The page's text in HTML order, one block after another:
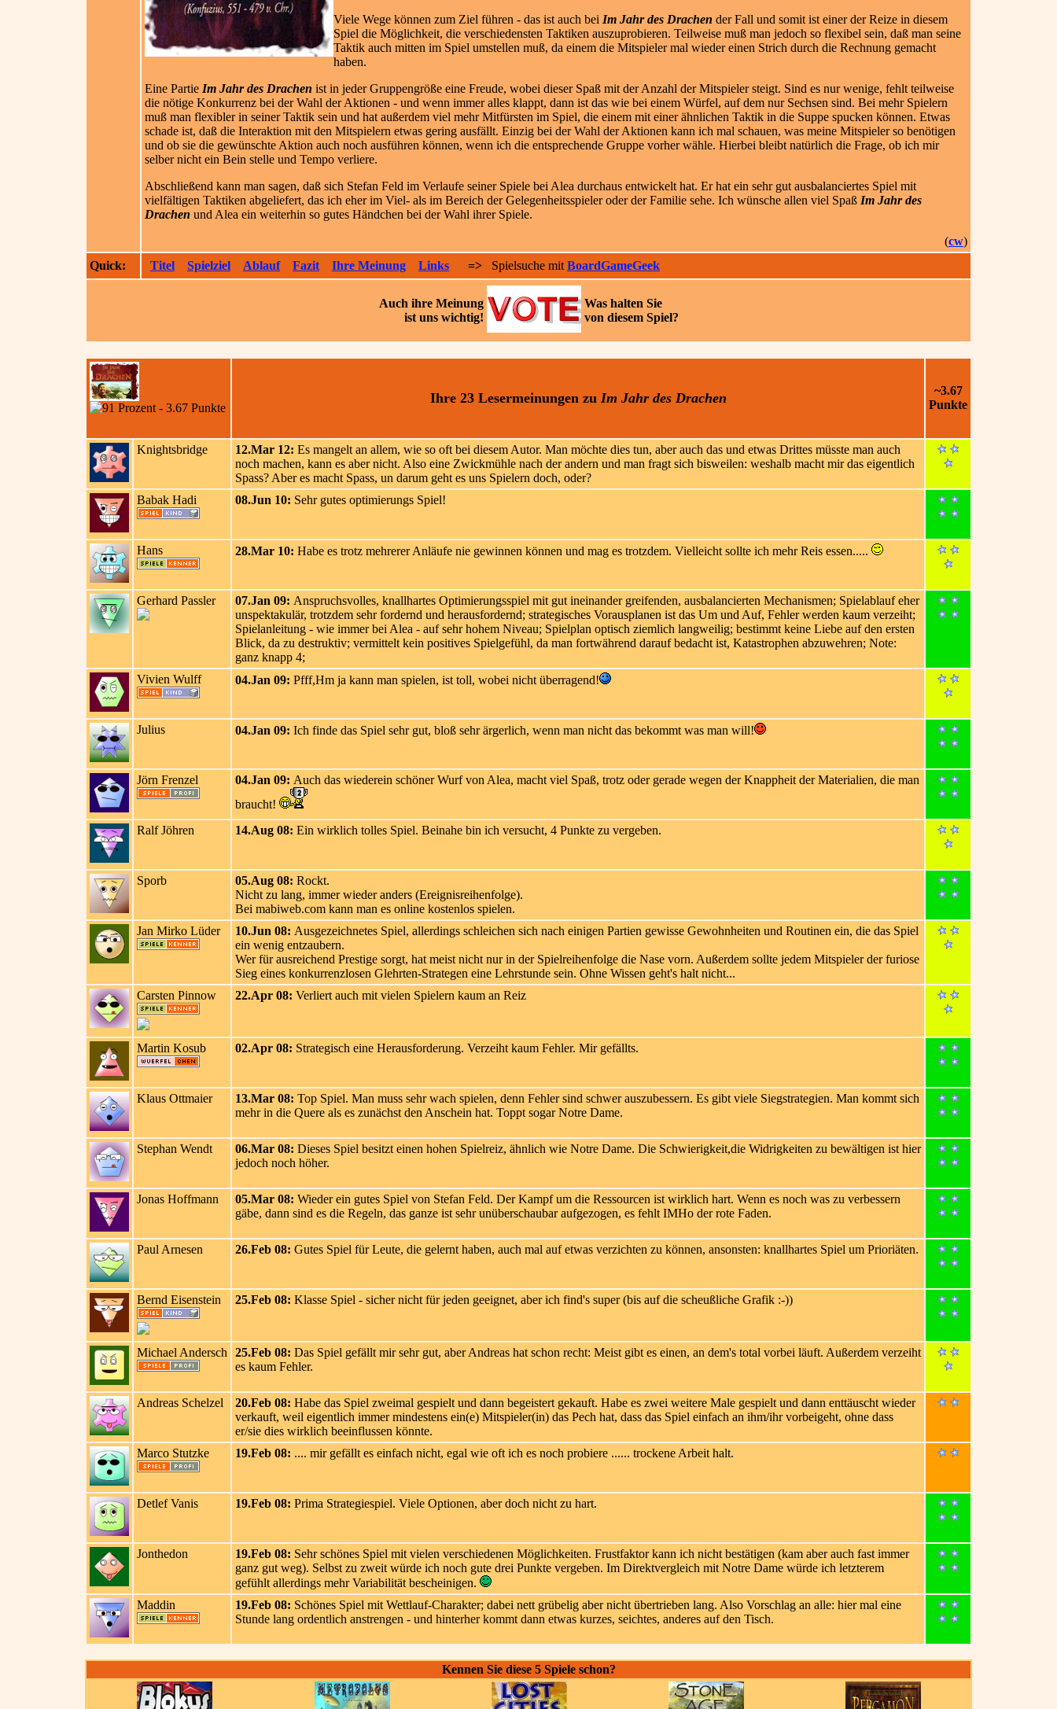
Viele Wege können zum Ziel führen - das ist auch bei Im Jahr des Drachen der Fall und somit ist einer der Reize in diesem
Spiel die Möglichkeit, die verschiedensten Taktiken auszuprobieren. Teilweise muß man jedoch so flexibel sein, daß man seine
Taktik auch mitten im Spiel umstellen muß, da einem die Mitspieler mal wieder einen Strich durch die Rechnung gemacht
haben.
Eine Partie Im Jahr des Drachen ist in jeder Gruppengröße eine Freude, wobei dieser Spaß mit der Anzahl der Mitspieler steigt. Sind es nur wenige, fehlt teilweise
die nötige Konkurrenz bei der Wahl der Aktionen - und wenn immer alles klappt, dann ist das wie bei einem Würfel, auf dem nur Sechsen sind. Bei mehr Spielern
muß man flexibler in seiner Taktik sein und hat außerdem viel mehr Mitfürsten im Spiel, die einem mit einer ähnlichen Taktik in die Suppe spucken können. Etwas
schade ist, daß die Interaktion mit den Mitspielern etwas gering ausfällt. Einzig bei der Wahl der Aktionen kann ich mal schauen, was meine Mitspieler so benötigen
und ob sie die gewünschte Aktion auch noch ausführen können, wenn ich die entsprechende Gruppe vorher wähle. Hierbei bleibt natürlich die Frage, ob ich mir
selber nicht ein Bein stelle und Tempo verliere.
Abschließend kann man sagen, daß sich Stefan Feld im Verlaufe seiner Spiele bei Alea durchaus entwickelt hat. Er hat ein sehr gut ausbalanciertes Spiel mit
vielfältigen Taktiken abgeliefert, das ich eher im Viel- als im Bereich der Gelegenheitsspieler oder der Familie sehe. Ich wünsche allen viel Spaß Im Jahr des
Drachen und Alea ein weiterhin so gutes Händchen bei der Wahl ihrer Spiele.
(cw)
Quick:
Titel Spielziel Ablauf Fazit Ihre Meinung Links => Spielsuche mit BoardGameGeek
Auch ihre Meinung
ist uns wichtig!
Was halten Sie
von diesem Spiel?
Ihre 23 Lesermeinungenzu Im Jahr des Drachen
~3.67
Punkte
Knightsbridge 12.Mar 12: Es mangelt an allem, wie so oft bei diesem Autor. Man möchte dies tun, aber auch das und etwas Drittes müsste man auch
noch machen, kann es aber nicht. Also eine Zwickmühle nach der andern und man fragt sich bisweilen: weshalb macht mir das eigentlich
Spass? Aber es macht Spass, un darum geht es uns Spielern doch, oder?
Babak Hadi
08.Jun 10: Sehr gutes optimierungs Spiel!
Hans 28.Mar 10: Habe es trotz mehrerer Anläufe nie gewinnen können und mag es trotzdem. Vielleicht sollte ich mehr Reis essen.....
Gerhard Passler 07.Jan 09: Anspruchsvolles, knallhartes Optimierungsspiel mit gut ineinander greifenden, ausbalancierten Mechanismen; Spielablauf eher
unspektakulär, trotzdem sehr fordernd und herausfordernd; strategisches Vorausplanen ist das Um und Auf, Fehler werden kaum verzeiht;
Spielanleitung - wie immer bei Alea - auf sehr hohem Niveau; Spielplan optisch ziemlich langweilig; bestimmt keine Liebe auf den ersten
Blick, da zu destruktiv; vermittelt kein positives Spielgefühl, da man fortwährend darauf bedacht ist, Katastrophen abzuwehren; Note:
ganz knapp 4;
Vivien Wulff
04.Jan 09: Pfff,Hm ja kann man spielen, ist toll, wobei nicht überragend!
Julius 04.Jan 09: Ich finde das Spiel sehr gut, bloß sehr ärgerlich, wenn man nicht das bekommt was man will!
Jörn Frenzel 04.Jan 09: Auch das wiederein schöner Wurf von Alea, macht viel Spaß, trotz oder gerade wegen der Knappheit der Materialien, die man
braucht!
Ralf Jöhren
14.Aug 08: Ein wirklich tolles Spiel. Beinahe bin ich versucht, 4 Punkte zu vergeben.
Sporb 05.Aug 08: Rockt.
Nicht zu lang, immer wieder anders (Ereignisreihenfolge).
Bei mabiweb.com kann man es online kostenlos spielen.
Jan Mirko Lüder
10.Jun 08: Ausgezeichnetes Spiel, allerdings schleichen sich nach einigen Partien gewisse Gewohnheiten und Routinen ein, die das Spiel
ein wenig entzaubern.
Wer für ausreichend Prestige sorgt, hat meist nicht nur in der Spielreihenfolge die Nase vorn. Außerdem sollte jedem Mitspieler der furiose
Sieg eines konkurrenzlosen Glehrten-Strategen eine Lehrstunde sein. Ohne Wissen geht's halt nicht...
Carsten Pinnow
22.Apr 08: Verliert auch mit vielen Spielern kaum an Reiz
Martin Kosub 02.Apr 08: Strategisch eine Herausforderung. Verzeiht kaum Fehler. Mir gefällts.
Klaus Ottmaier 13.Mar 08: Top Spiel. Man muss sehr wach spielen, denn Fehler sind schwer auszubessern. Es gibt viele Siegstrategien. Man kommt sich
mehr in die Quere als es zunächst den Anschein hat. Toppt sogar Notre Dame.
Stephan Wendt 06.Mar 08: Dieses Spiel besitzt einen hohen Spielreiz, ähnlich wie Notre Dame. Die Schwierigkeit,die Widrigkeiten zu bewältigen ist hier
jedoch noch höher.
Jonas Hoffmann 05.Mar 08: Wieder ein gutes Spiel von Stefan Feld. Der Kampf um die Ressourcen ist wirklich hart. Wenn es noch was zu verbessern
gäbe, dann sind es die Regeln, das ganze ist sehr unüberschaubar aufgezogen, es fehlt IMHo der rote Faden.
Paul Arnesen 26.Feb 08: Gutes Spiel für Leute, die gelernt haben, auch mal auf etwas verzichten zu können, ansonsten: knallhartes Spiel um Prioriäten.
Bernd Eisenstein 25.Feb 08: Klasse Spiel - sicher nicht für jeden geeignet, aber ich find's super (bis auf die scheußliche Grafik :-))
Michael Andersch 25.Feb 08: Das Spiel gefällt mir sehr gut, aber Andreas hat schon recht: Meist gibt es einen, an dem's total vorbei läuft. Außerdem verzeiht
es kaum Fehler.
Andreas Schelzel 20.Feb 08: Habe das Spiel zweimal gespielt und dann begeistert gekauft. Habe es zwei weitere Male gespielt und dann enttäuscht wieder
verkauft, weil eigentlich immer mindestens ein(e) Mitspieler(in) das Pech hat, dass das Spiel einfach an ihm/ihr vorbeigeht, ohne dass
er/sie dies wirklich beeinflussen könnte.
Marco Stutzke
19.Feb 08: .... mir gefällt es einfach nicht, egal wie oft ich es noch probiere ...... trockene Arbeit halt.
Detlef Vanis 19.Feb 08: Prima Strategiespiel. Viele Optionen, aber doch nicht zu hart.
Jonthedon 19.Feb 08: Sehr schönes Spiel mit vielen verschiedenen Möglichkeiten. Frustfaktor kann ich nicht bestätigen (kam aber auch fast immer
ganz gut weg). Selbst zu zweit würde ich noch gute drei Punkte vergeben. Im Direktvergleich mit Notre Dame würde ich letzterem
gefühlt allerdings mehr Variabilität bescheinigen.
Maddin
19.Feb 08: Schönes Spiel mit Wettlauf-Charakter; dabei nett grübelig aber nicht übertrieben lang. Also Vorschlag an alle: hier mal eine
Stunde lang ordentlich anstrengen - und hinterher kommt dann etwas kurzes, seichtes, anderes auf den Tisch.
Kennen Sie diese 5 Spiele schon?